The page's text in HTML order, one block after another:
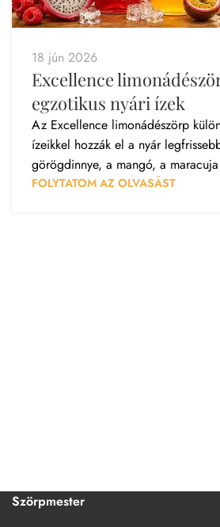
18 jún 2026
Excellence
egzotikus nyári ízek
Az Excellence limonádészörp
ízeikkel hozzák el a nyár
görögdinnye, a mangó, a
FOLYTATOM AZ OLVASÁST
Szörpmester